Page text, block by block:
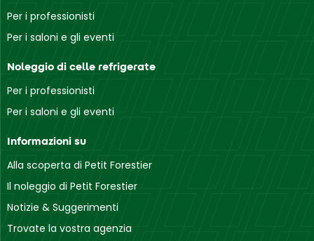
Per i professionisti
Per i saloni e gli eventi
Noleggio di celle refrigerate
Per i professionisti
Per i saloni e gli eventi
Informazioni su
Alla scoperta di Petit Forestier
Il noleggio di Petit Forestier
Notizie & Suggerimenti
Trovate la vostra agenzia